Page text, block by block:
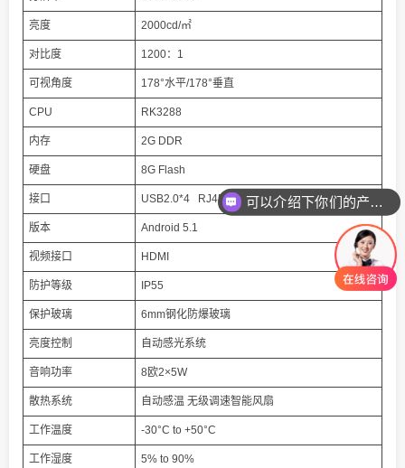
亮度 2000cd/㎡
对比度 1200：1
可视角度 178°水平/178°垂直
CPU RK3288
内存 2G DDR
硬盘 8G Flash
接口 USB2.0*4 RJ45*1
版本 Android 5.1
视频接口 HDMI
防护等级 IP55
保护玻璃 6mm钢化防爆玻璃
亮度控制 自动感光系统
音响功率 8欧2×5W
散热系统 自动感温 无级调速智能风扇
工作温度 -30°C to +50°C
工作湿度 5% to 90%
可以介绍下你们的产品么
你们是怎么收费的呢